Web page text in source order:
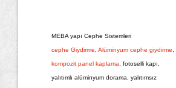
MEBA yapı Cephe Sistemleri
cephe Giydirme Alüminyum cephe giydirme
kompozit panel kaplama , fotoselli kapı,
yalıtımlı alüminyum dorama, yalıtımsız